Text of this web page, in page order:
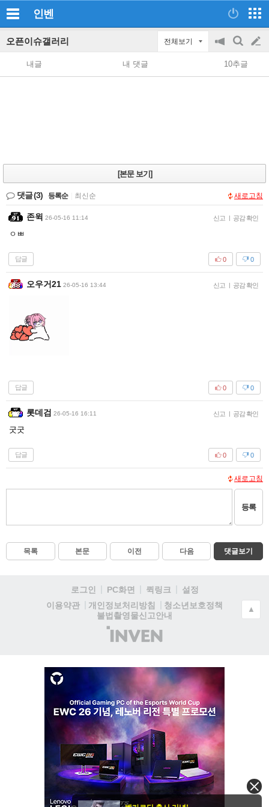
인벤
오픈이슈갤러리 전체보기
공
지
on/off
검
색
글
쓰
내글 내 댓글 10추글
[본문 보기]
댓글(3) 등록순 최신순 새로고침
존윅 26-05-16 11:14 신고 | 공감 확인
ㅇㅃ
답글 0
0
오우거21 26-05-16 13:44 신고 | 공감 확인
답글 0
0
롯데검 26-05-16 16:11 신고 | 공감 확인
굿굿
답글 0
0
새로고침
등록
목록 본문 이전 다음 댓글보기
로그인 PC화면 퀵링크
설정
이용약관
개인정보처리방침
청소년보호정책
불법촬영물신고안내
(주)
인
▲